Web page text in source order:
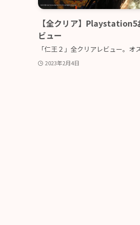
【全クリア】Playstation5
ビュー
「仁王２」全クリアレビュー。
2023年2月4日